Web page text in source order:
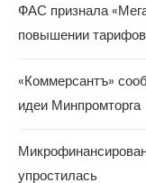
ФАС признала
повышении тарифов
«Коммерсантъ»
идеи Минпромторга
упростилась